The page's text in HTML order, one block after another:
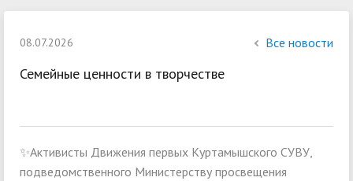
08.07.2026 Все новости
Семейные ценности в творчестве
✨Активисты Движения первых Куртамышского СУВУ,
подведомственного Министерству просвещения